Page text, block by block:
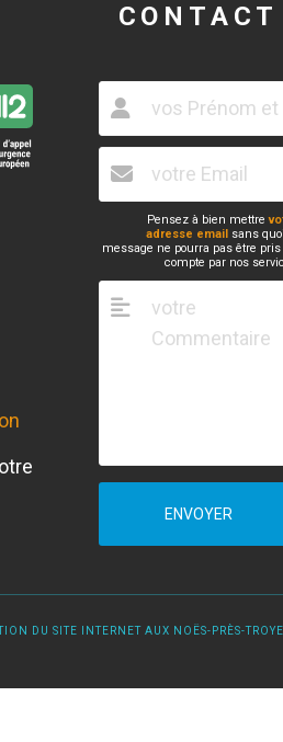
CONTACT
Pensez à bien mettre
adresse email sans
message ne pourra pas être
compte par nos
ENVOYER
DU SITE INTERNET AUX NOËS-PRÈS-